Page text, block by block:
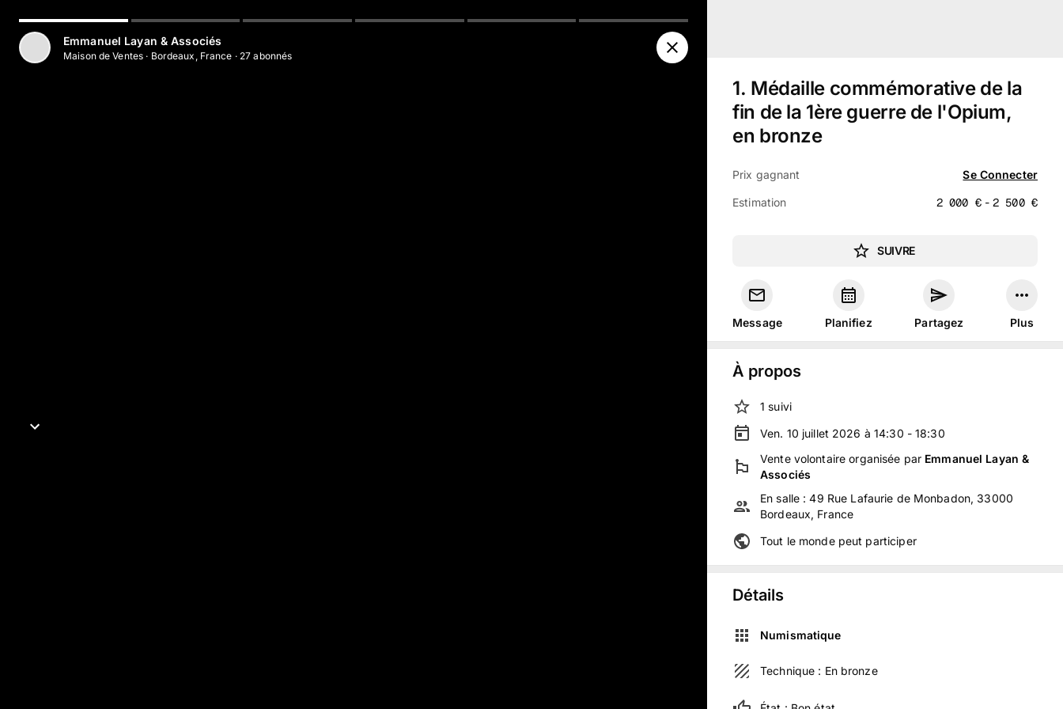
Emmanuel Layan & Associés
Maison de Ventes · Bordeaux, France · 27 abonnés
1. Médaille commémorative de la
fin de la 1ère guerre de l'Opium,
en bronze
Prix gagnant Se Connecter
Estimation 2 000 €-2 500 €
SUIVRE
Message Planifiez Partagez Plus
À propos
1 suivi
Ven. 10 juillet 2026 à 14:30 - 18:30
Vente volontaire organisée par Emmanuel Layan &
Associés
En salle :49 Rue Lafaurie de Monbadon, 33000
Bordeaux, France
Tout le monde peut participer
Détails
Numismatique
Technique : En bronze